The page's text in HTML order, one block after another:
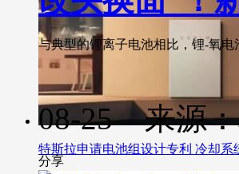
特斯拉申请电池组设计专利 冷却系
与典型的锂离子电池相比，锂-氧
08-25 来源
分享